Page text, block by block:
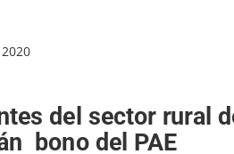
del sector rural
bono del PAE